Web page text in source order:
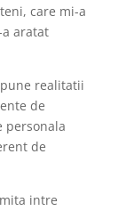
care mi-a
aratat
realitatii
de
personala
de
intre